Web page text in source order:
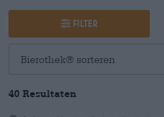
Filter
40 Resultaten